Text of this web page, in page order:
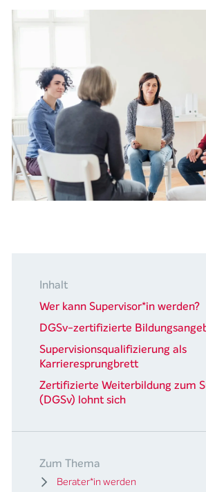
Inhalt
Wer kann Supervisor*in werden?
DGSv-zertifizierte
Supervisionsqualifizierung als
Karrieresprungbrett
Zertifizierte Weiterbildung zum
(DGSv) lohnt sich
Zum Thema
Berater*in werden